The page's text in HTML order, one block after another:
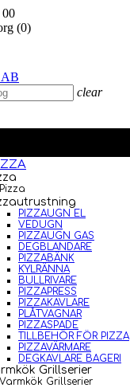
00
(0)
clear
PIZZAUGN EL
VEDUGN
PIZZAUGN GAS
DEGBLANDARE
PIZZABÄNK
KYLRÄNNA
BULLRIVARE
PIZZAPRESS
PIZZAKAVLARE
PLÅTVAGNAR
PIZZASPADE
TILLBEHÖR FÖR PIZZA
PIZZAVÄRMARE
DEGKAVLARE BAGERI
Grillserier